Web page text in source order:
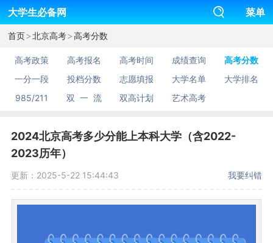
大学生必备网 菜单
首页>北京高考>高考分数
高考政策 高考报名 高考时间 成绩查询
高考分数
一分一段
投档分数 志愿填报 大学名单
大学排名
985/211
双 一 流 双高计划 艺术高考
2024北京高考多少分能上本科大学（含2022-
2023历年）
更新：2025-5-22 15:44:43 我要纠错